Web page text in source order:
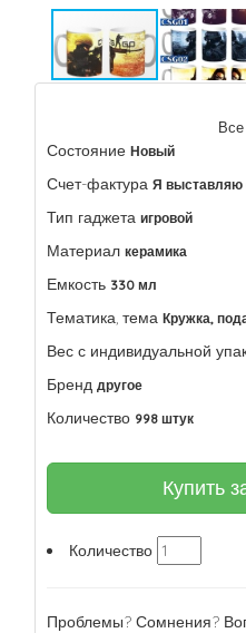
Состояние Новый
Счет-фактура Я выставляю
Тип гаджета игровой
Материал керамика
Емкость 330 мл
Тематика, тема Кружка,
Вес с индивидуальной
Бренд другое
Количество 998 штук
Купить
Количество
Проблемы? Сомнения?